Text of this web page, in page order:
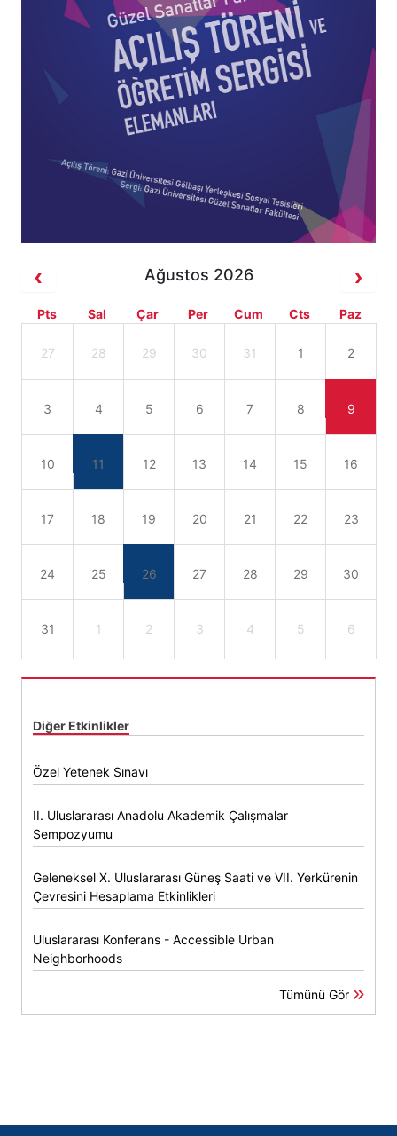
Ağustos 2026
Pts Sal Çar Per Cum Cts Paz
27 28 29 30 31 1 2
3 4 5 6 7 8 9
10 11 12 13 14 15 16
17 18 19 20 21 22 23
24 25 26 27 28 29 30
31 1 2 3 4 5 6
Diğer Etkinlikler
Özel Yetenek Sınavı
II. Uluslararası Anadolu Akademik Çalışmalar
Sempozyumu
Geleneksel X. Uluslararası Güneş Saati ve VII. Yerkürenin
Çevresini Hesaplama Etkinlikleri
Uluslararası Konferans - Accessible Urban
Neighborhoods
Tümünü Gör